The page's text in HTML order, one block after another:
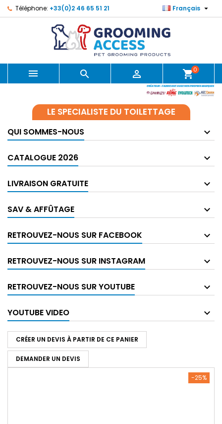
Téléphone: +33(0)2 46 65 51 21 Français 
   shopping_cart0
LE SPECIALISTE DU TOILETTAGE
QUI SOMMES-NOUS
CATALOGUE 2026
LIVRAISON GRATUITE
SAV & AFFÛTAGE
RETROUVEZ-NOUS SUR FACEBOOK
RETROUVEZ-NOUS SUR INSTAGRAM
RETROUVEZ-NOUS SUR YOUTUBE
YOUTUBE VIDEO
CRÉER UN DEVIS À PARTIR DE CE PANIER
DEMANDER UN DEVIS
-25%